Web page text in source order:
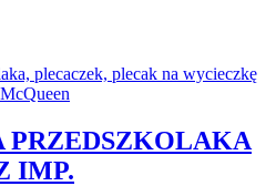
PRZEDSZKOLAKA
IMP.